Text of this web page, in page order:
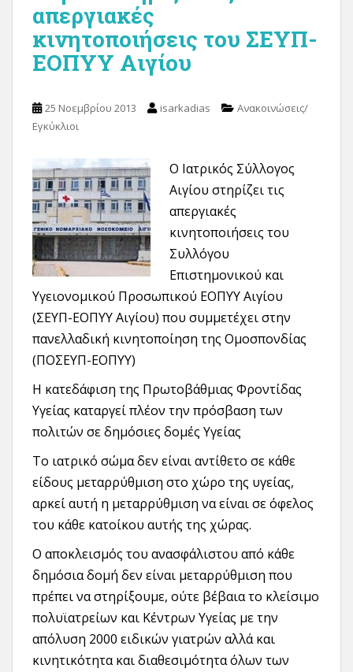
απεργιακές
κινητοποιήσεις του ΣΕΥΠ-
ΕΟΠΥΥ Αιγίου
25 Νοεμβρίου 2013 isarkadias
Ανακοινώσεις/
Εγκύκλιοι
Ο Ιατρικός Σύλλογος
Αιγίου στηρίζει τις
απεργιακές
κινητοποιήσεις του
Συλλόγου
Επιστημονικού και
Υγειονομικού Προσωπικού ΕΟΠΥΥ Αιγίου
(ΣΕΥΠ-ΕΟΠΥΥ Αιγίου) που συμμετέχει στην
πανελλαδική κινητοποίηση της Ομοσπονδίας
(ΠΟΣΕΥΠ-ΕΟΠΥΥ)
Η κατεδάφιση της Πρωτοβάθμιας Φροντίδας
Υγείας καταργεί πλέον την πρόσβαση των
πολιτών σε δημόσιες δομές Υγείας
Το ιατρικό σώμα δεν είναι αντίθετο σε κάθε
είδους μεταρρύθμιση στο χώρο της υγείας,
αρκεί αυτή η μεταρρύθμιση να είναι σε όφελος
του κάθε κατοίκου αυτής της χώρας.
Ο αποκλεισμός του ανασφάλιστου από κάθε
δημόσια δομή δεν είναι μεταρρύθμιση που
πρέπει να στηρίξουμε, ούτε βέβαια το κλείσιμο
πολυϊατρείων και Κέντρων Υγείας με την
απόλυση 2000 ειδικών γιατρών αλλά και
κινητικότητα και διαθεσιμότητα όλων των